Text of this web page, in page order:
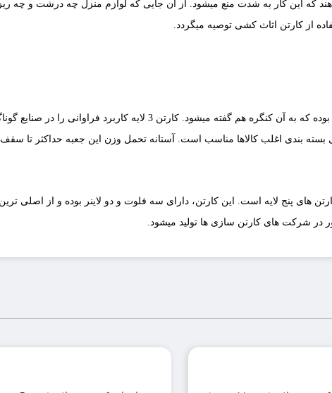
که این کار به شدت منع میشود. از آن جایی که لوازم منزل چه درشت و چه ریز
از کارتن اثاث کشی توصیه میگردد.
این نوع کارتن شامل دو لایه مسطح (لاینر) و یک لایه چین دار (فلوت) بوده که به
اغلب کالاها مناسب است. آستانه تحمل وزن این جعبه حداکثر تا سقف 20 کیلوگرم
های پنج لایه است. این کارتن، دارای سه فلوت و دو لاینر بوده و از اصلی